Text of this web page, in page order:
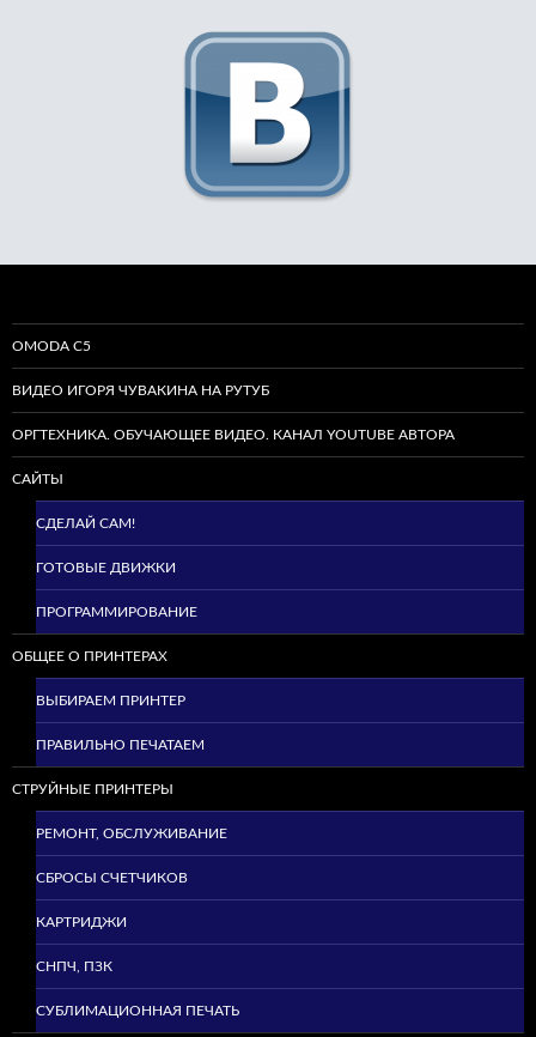
OMODA C5
ВИДЕО ИГОРЯ ЧУВАКИНА НА РУТУБ
ОРГТЕХНИКА. ОБУЧАЮЩЕЕ ВИДЕО. КАНАЛ YOUTUBE АВТОРА
САЙТЫ
СДЕЛАЙ САМ!
ГОТОВЫЕ ДВИЖКИ
ПРОГРАММИРОВАНИЕ
ОБЩЕЕ О ПРИНТЕРАХ
ВЫБИРАЕМ ПРИНТЕР
ПРАВИЛЬНО ПЕЧАТАЕМ
СТРУЙНЫЕ ПРИНТЕРЫ
РЕМОНТ, ОБСЛУЖИВАНИЕ
СБРОСЫ СЧЕТЧИКОВ
КАРТРИДЖИ
СНПЧ, ПЗК
СУБЛИМАЦИОННАЯ ПЕЧАТЬ